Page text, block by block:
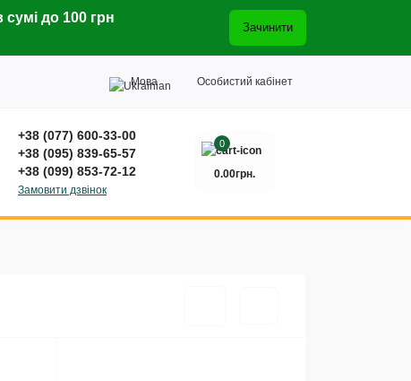
до 100 грн
Зачинити
Мова Особистий кабінет
+38 (077) 600-33-00
+38 (095) 839-65-57
+38 (099) 853-72-12
Замовити дзвінок
0
0.00грн.